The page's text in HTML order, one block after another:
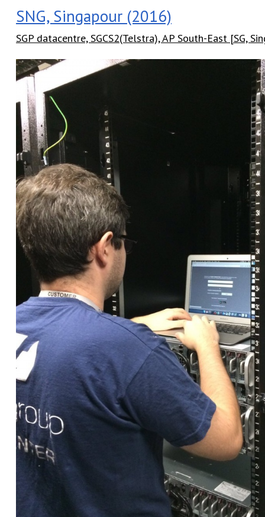
SNG, Singapour (2016)
SGP datacentre, SGCS2(Telstra), AP South-East [SG,